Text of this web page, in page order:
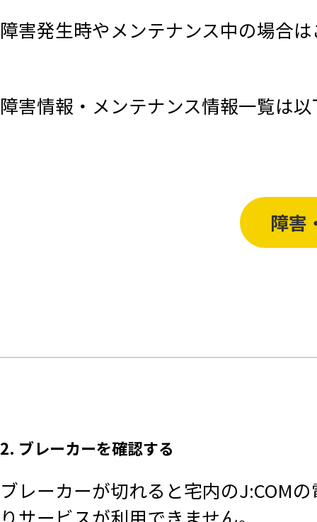
障害発生時やメンテナンス中の場合
障害情報・メンテナンス情報一覧は
障害
2. ブレーカーを確認する
ブレーカーが切れると宅内のJ:COM
りサービスが利用できません。